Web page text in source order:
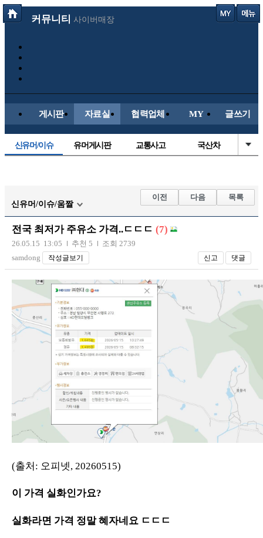
커뮤니티 사이버매장
게시판 자료실 협력업체 MY 글쓰기
신유머/이슈 유머게시판 교통사고 국산차
자유사진 군사/무기
트럭/버스 항공/해운/철도
장착시공사진
신유머/이슈/움짤
이전 다음 목록
전국 최저가 주유소 가격..ㄷㄷㄷ (7)
26.05.15 13:05 추천 5
조회 2739
samdong
작성글보기 신고 댓글
(출처: 오피넷, 20260515)
이 가격 실화인가요?
실화라면 가격 정말 혜자네요 ㄷㄷㄷ